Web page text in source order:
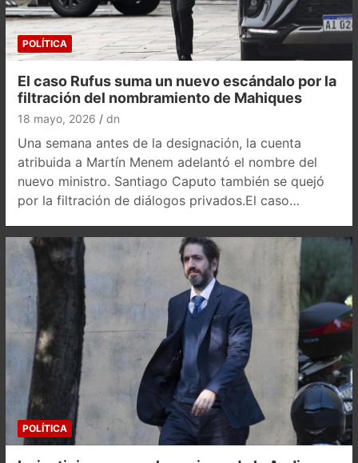
POLÍTICA
El caso Rufus suma un nuevo escándalo por la
filtración del nombramiento de Mahiques
18 mayo, 2026 dn
Una semana antes de la designación, la cuenta
atribuida a Martín Menem adelantó el nombre del
nuevo ministro. Santiago Caputo también se quejó
por la filtración de diálogos privados.El caso…
POLÍTICA